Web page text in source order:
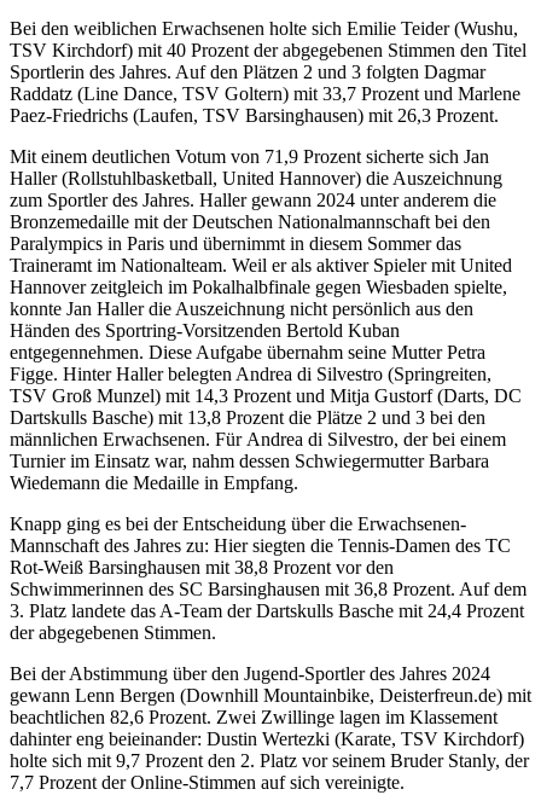
Bei den weiblichen Erwachsenen holte sich Emilie Teider (Wushu,
TSV Kirchdorf) mit 40 Prozent der abgegebenen Stimmen den Titel
Sportlerin des Jahres. Auf den Plätzen 2 und 3 folgten Dagmar
Raddatz (Line Dance, TSV Goltern) mit 33,7 Prozent und Marlene
Paez-Friedrichs (Laufen, TSV Barsinghausen) mit 26,3 Prozent.
Mit einem deutlichen Votum von 71,9 Prozent sicherte sich Jan
Haller (Rollstuhlbasketball, United Hannover) die Auszeichnung
zum Sportler des Jahres. Haller gewann 2024 unter anderem die
Bronzemedaille mit der Deutschen Nationalmannschaft bei den
Paralympics in Paris und übernimmt in diesem Sommer das
Traineramt im Nationalteam. Weil er als aktiver Spieler mit United
Hannover zeitgleich im Pokalhalbfinale gegen Wiesbaden spielte,
konnte Jan Haller die Auszeichnung nicht persönlich aus den
Händen des Sportring-Vorsitzenden Bertold Kuban
entgegennehmen. Diese Aufgabe übernahm seine Mutter Petra
Figge. Hinter Haller belegten Andrea di Silvestro (Springreiten,
TSV Groß Munzel) mit 14,3 Prozent und Mitja Gustorf (Darts, DC
Dartskulls Basche) mit 13,8 Prozent die Plätze 2 und 3 bei den
männlichen Erwachsenen. Für Andrea di Silvestro, der bei einem
Turnier im Einsatz war, nahm dessen Schwiegermutter Barbara
Wiedemann die Medaille in Empfang.
Knapp ging es bei der Entscheidung über die Erwachsenen-
Mannschaft des Jahres zu: Hier siegten die Tennis-Damen des TC
Rot-Weiß Barsinghausen mit 38,8 Prozent vor den
Schwimmerinnen des SC Barsinghausen mit 36,8 Prozent. Auf dem
3. Platz landete das A-Team der Dartskulls Basche mit 24,4 Prozent
der abgegebenen Stimmen.
Bei der Abstimmung über den Jugend-Sportler des Jahres 2024
gewann Lenn Bergen (Downhill Mountainbike, Deisterfreun.de) mit
beachtlichen 82,6 Prozent. Zwei Zwillinge lagen im Klassement
dahinter eng beieinander: Dustin Wertezki (Karate, TSV Kirchdorf)
holte sich mit 9,7 Prozent den 2. Platz vor seinem Bruder Stanly, der
7,7 Prozent der Online-Stimmen auf sich vereinigte.